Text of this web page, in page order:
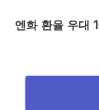
엔화 환율 우대